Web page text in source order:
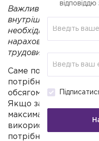
Важливо знати! Якщо
внутрішнього
необхідно врахувати
нарахований одним
трудовими угодами.
Саме подібну
потрібно піддавати
обсягом доходу, що
Якщо загальна сума
максимальний розмір
використовувати не
потрібно.
відповіддю